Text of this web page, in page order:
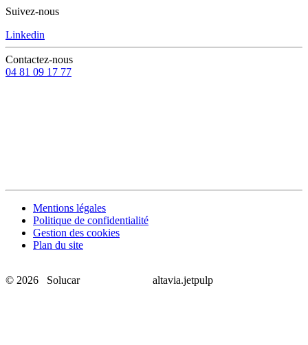
Suivez-nous
Linkedin
Contactez-nous
04 81 09 17 77
Mentions légales
Politique de confidentialité
Gestion des cookies
Plan du site
© 2026 Solucar altavia.jetpulp